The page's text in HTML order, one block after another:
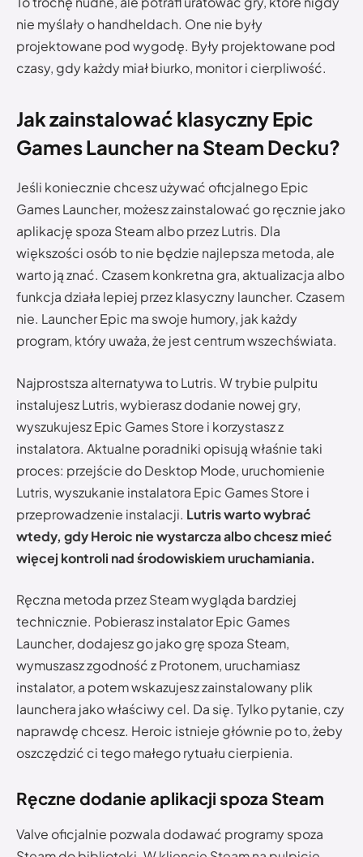
nie myślały o handheldach. One nie były
projektowane pod wygodę. Były projektowane pod
czasy, gdy każdy miał biurko, monitor i cierpliwość.
Jak zainstalować klasyczny Epic
Games Launcher na Steam Decku?
Jeśli koniecznie chcesz używać oficjalnego Epic
Games Launcher, możesz zainstalować go ręcznie jako
aplikację spoza Steam albo przez Lutris. Dla
większości osób to nie będzie najlepsza metoda, ale
warto ją znać. Czasem konkretna gra, aktualizacja albo
funkcja działa lepiej przez klasyczny launcher. Czasem
nie. Launcher Epic ma swoje humory, jak każdy
program, który uważa, że jest centrum wszechświata.
Najprostsza alternatywa to Lutris. W trybie pulpitu
instalujesz Lutris, wybierasz dodanie nowej gry,
wyszukujesz Epic Games Store i korzystasz z
instalatora. Aktualne poradniki opisują właśnie taki
proces: przejście do Desktop Mode, uruchomienie
Lutris, wyszukanie instalatora Epic Games Store i
przeprowadzenie instalacji. Lutris warto wybrać
wtedy, gdy Heroic nie wystarcza albo chcesz mieć
więcej kontroli nad środowiskiem uruchamiania.
Ręczna metoda przez Steam wygląda bardziej
technicznie. Pobierasz instalator Epic Games
Launcher, dodajesz go jako grę spoza Steam,
wymuszasz zgodność z Protonem, uruchamiasz
instalator, a potem wskazujesz zainstalowany plik
launchera jako właściwy cel. Da się. Tylko pytanie, czy
naprawdę chcesz. Heroic istnieje głównie po to, żeby
oszczędzić ci tego małego rytuału cierpienia.
Ręczne dodanie aplikacji spoza Steam
Valve oficjalnie pozwala dodawać programy spoza